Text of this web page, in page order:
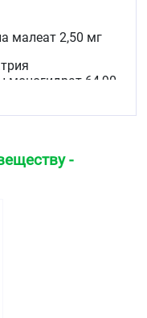
малеат 2,50 мг
моногидрат 64,90
гипролоза 1,25
0,85 мг
малеат 5,00 мг
малеат 10,00 мг
-